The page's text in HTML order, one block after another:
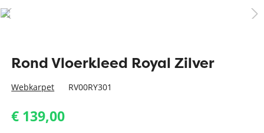
Rond Vloerkleed Royal Zilver
Webkarpet RV00RY301
€ 139,00